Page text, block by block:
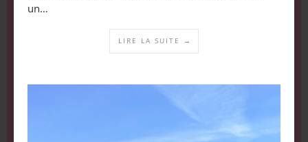
un…
LIRE LA SUITE →